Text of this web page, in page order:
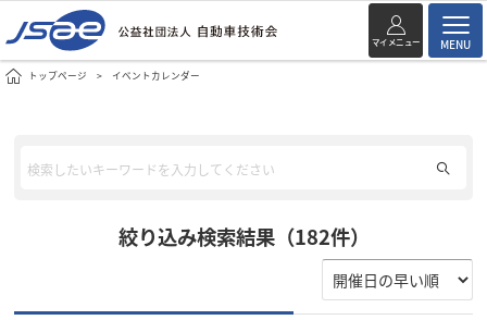
マイメニュー MENU
トップページ イベントカレンダー
絞り込み検索結果（182件）